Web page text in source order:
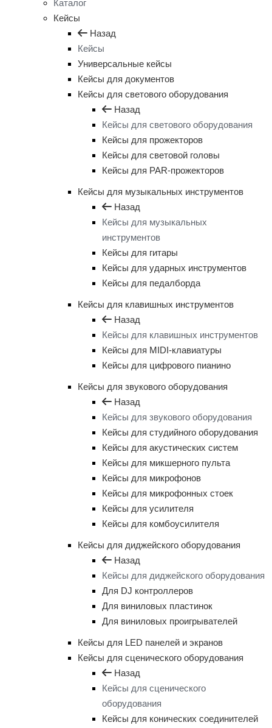
Каталог
Кейсы
Назад
Кейсы
Универсальные кейсы
Кейсы для документов
Кейсы для светового оборудования
Назад
Кейсы для светового оборудования
Кейсы для прожекторов
Кейсы для световой головы
Кейсы для PAR-прожекторов
Кейсы для музыкальных инструментов
Назад
Кейсы для музыкальных
инструментов
Кейсы для гитары
Кейсы для ударных инструментов
Кейсы для педалборда
Кейсы для клавишных инструментов
Назад
Кейсы для клавишных инструментов
Кейсы для MIDI-клавиатуры
Кейсы для цифрового пианино
Кейсы для звукового оборудования
Назад
Кейсы для звукового оборудования
Кейсы для студийного оборудования
Кейсы для акустических систем
Кейсы для микшерного пульта
Кейсы для микрофонов
Кейсы для микрофонных стоек
Кейсы для усилителя
Кейсы для комбоусилителя
Кейсы для диджейского оборудования
Назад
Кейсы для диджейского оборудования
Для DJ контроллеров
Для виниловых пластинок
Для виниловых проигрывателей
Кейсы для LED панелей и экранов
Кейсы для сценического оборудования
Назад
Кейсы для сценического
оборудования
Кейсы для конических соединителей